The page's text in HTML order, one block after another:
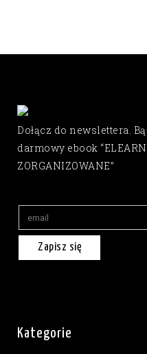
Dołącz do newslettera.
darmowy ebook
ZORGANIZOWANE”
Zapisz się
Kategorie